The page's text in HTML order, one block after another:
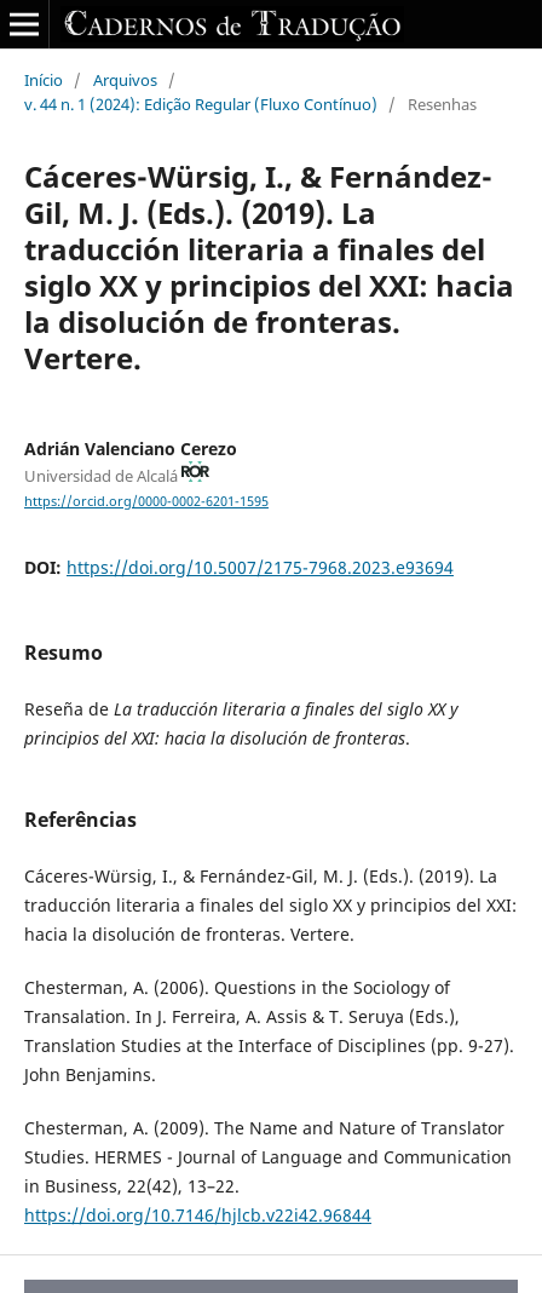
Início / Arquivos /
v. 44 n. 1 (2024): Edição Regular (Fluxo Contínuo)
/ Resenhas
Cáceres-Würsig, I., & Fernández-
Gil, M. J. (Eds.). (2019). La
traducción literaria a finales del
siglo XX y principios del XXI: hacia
la disolución de fronteras.
Vertere.
Adrián Valenciano Cerezo
Universidad de Alcalá
https://orcid.org/0000-0002-6201-1595
DOI: https://doi.org/10.5007/2175-7968.2023.e93694
Resumo
Reseña de La traducción literaria a finales del siglo XX y
principios del XXI: hacia la disolución de fronteras.
Referências
Cáceres-Würsig, I., & Fernández-Gil, M. J. (Eds.). (2019). La
traducción literaria a finales del siglo XX y principios del XXI:
hacia la disolución de fronteras. Vertere.
Chesterman, A. (2006). Questions in the Sociology of
Transalation. In J. Ferreira, A. Assis & T. Seruya (Eds.),
Translation Studies at the Interface of Disciplines (pp. 9-27).
John Benjamins.
Chesterman, A. (2009). The Name and Nature of Translator
Studies. HERMES - Journal of Language and Communication
in Business, 22(42), 13–22.
https://doi.org/10.7146/hjlcb.v22i42.96844